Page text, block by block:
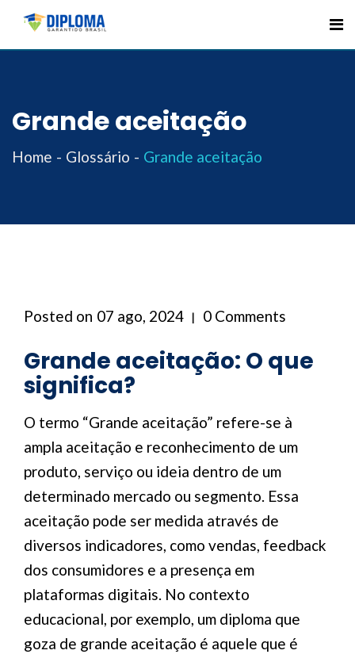
Skip
Grande aceitação
Home Glossário Grande aceitação
Posted on 07 ago, 2024 0 Comments
Grande aceitação: O que
significa?
O termo “Grande aceitação” refere-se à
ampla aceitação e reconhecimento de um
produto, serviço ou ideia dentro de um
determinado mercado ou segmento. Essa
aceitação pode ser medida através de
diversos indicadores, como vendas, feedback
dos consumidores e a presença em
plataformas digitais. No contexto
educacional, por exemplo, um diploma que
goza de grande aceitação é aquele que é